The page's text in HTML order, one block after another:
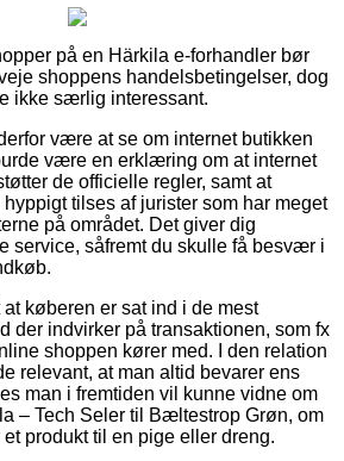
på en Härkila e-forhandler bør
shoppens handelsbetingelser, dog
ikke særlig interessant.
være at se om internet butikken
være en erklæring om at internet
de officielle regler, samt at
tilses af jurister som har meget
på området. Det giver dig
service, såfremt du skulle få besvær i
køberen er sat ind i de mest
der indvirker på transaktionen, som fx
shoppen kører med. I den relation
relevant, at man altid bevarer ens
man i fremtiden vil kunne vidne om
– Tech Seler til Bæltestrop Grøn, om
produkt til en pige eller dreng.